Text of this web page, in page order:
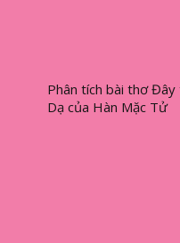
Phân tích bài thơ Đây
Dạ của Hàn Mặc Tử